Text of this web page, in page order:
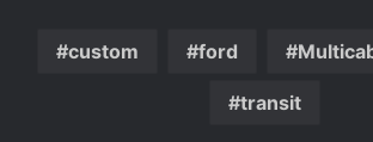
custom ford
transit